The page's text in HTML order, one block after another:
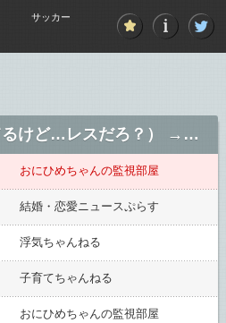
サッカー
【唖然】半年間の海外出張から帰宅 →嫁『妊娠５ヶ月、あなたの子供！^^』俺（一時帰国してるけど…レスだろ？） →「出産後にＤＮＡ検査だよ」『拒否！だって…』俺（えぇ・・・）
おにひめちゃんの監視部屋
結婚・恋愛ニュースぷらす
浮気ちゃんねる
子育てちゃんねる
おにひめちゃんの監視部屋